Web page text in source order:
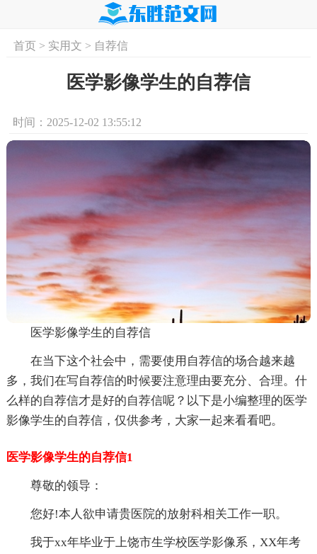
首页 实用文
首页> 实用文 > 自荐信
医学影像学生的自荐信
时间：2025-12-02 13:55:12
医学影像学生的自荐信
在当下这个社会中，需要使用自荐信的场合越来越
多，我们在写自荐信的时候要注意理由要充分、合理。什
么样的自荐信才是好的自荐信呢？以下是小编整理的医学
影像学生的自荐信，仅供参考，大家一起来看看吧。
医学影像学生的自荐信1
尊敬的领导：
您好!本人欲申请贵医院的放射科相关工作一职。
我于xx年毕业于上饶市生学校医学影像系，XX年考